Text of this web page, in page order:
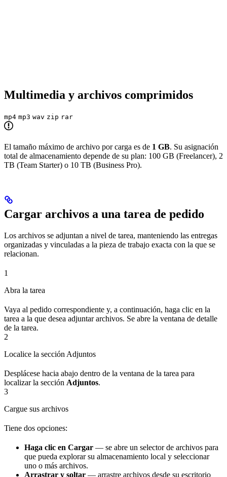
Multimedia y archivos comprimidos
mp4 mp3 wav zip rar
El tamaño máximo de archivo por carga es de 1 GB. Su asignación
total de almacenamiento depende de su plan: 100 GB (Freelancer), 2
TB (Team Starter) o 10 TB (Business Pro).
Cargar archivos a una tarea de pedido
Los archivos se adjuntan a nivel de tarea, manteniendo las entregas
organizadas y vinculadas a la pieza de trabajo exacta con la que se
relacionan.
1
Abra la tarea
Vaya al pedido correspondiente y, a continuación, haga clic en la
tarea a la que desea adjuntar archivos. Se abre la ventana de detalle
de la tarea.
2
Localice la sección Adjuntos
Desplácese hacia abajo dentro de la ventana de la tarea para
localizar la sección Adjuntos.
3
Cargue sus archivos
Tiene dos opciones:
Haga clic en Cargar — se abre un selector de archivos para
que pueda explorar su almacenamiento local y seleccionar
uno o más archivos.
Arrastrar y soltar — arrastre archivos desde su escritorio